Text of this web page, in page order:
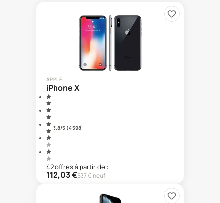
APPLE
iPhone X
3.8/5 (4 598)
42offresà partir de :
112,03€537€ neuf